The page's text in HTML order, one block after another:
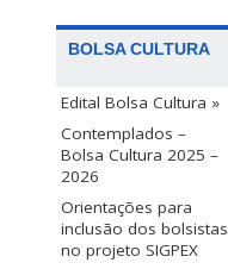
BOLSA CULTURA
Edital Bolsa Cultura »
Contemplados –
Bolsa Cultura 2025 –
2026
Orientações para
inclusão dos bolsistas
no projeto SIGPEX